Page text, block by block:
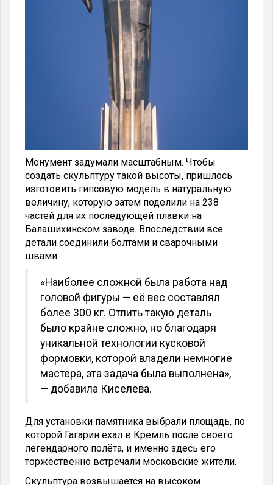
Монумент задумали масштабным. Чтобы
создать скульптуру такой высоты, пришлось
изготовить гипсовую модель в натуральную
величину, которую затем поделили на 238
частей для их последующей плавки на
Балашихинском заводе. Впоследствии все
детали соединили болтами и сварочными
швами.
«Наиболее сложной была работа над
головой фигуры — её вес составлял
более 300 кг. Отлить такую деталь
было крайне сложно, но благодаря
уникальной технологии кусковой
формовки, которой владели немногие
мастера, эта задача была выполнена»,
— добавила Киселёва.
Для установки памятника выбрали площадь, по
которой Гагарин ехал в Кремль после своего
легендарного полёта, и именно здесь его
торжественно встречали московские жители.
Скульптура возвышается на высоком